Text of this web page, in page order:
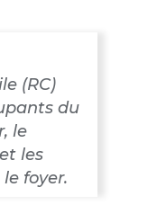
(RC)
du
le
les
foyer.